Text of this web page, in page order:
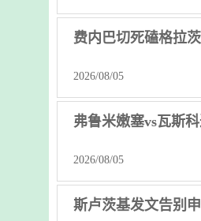
费内巴切死磕格拉
2026/08/05
弗鲁米嫩塞vs瓦斯
2026/08/05
斯卢茨基发文告别